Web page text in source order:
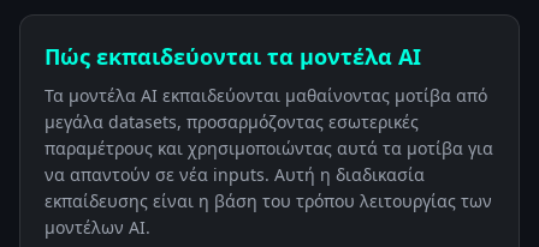
Πώς εκπαιδεύονται τα μοντέλα AI
Τα μοντέλα AI εκπαιδεύονται μαθαίνοντας μοτίβα από
μεγάλα datasets, προσαρμόζοντας εσωτερικές
παραμέτρους και χρησιμοποιώντας αυτά τα μοτίβα για
να απαντούν σε νέα inputs. Αυτή η διαδικασία
εκπαίδευσης είναι η βάση του τρόπου λειτουργίας των
μοντέλων AI.